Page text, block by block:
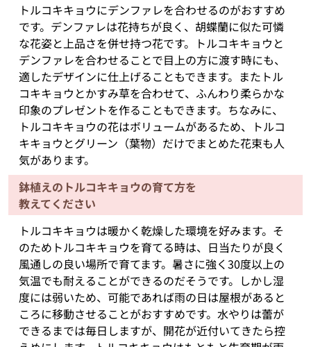
トルコキキョウにデンファレを合わせるのがおすすめ
です。デンファレは花持ちが良く、胡蝶蘭に似た可憐
な花姿と上品さを併せ持つ花です。トルコキキョウと
デンファレを合わせることで目上の方に渡す時にも、
適したデザインに仕上げることもできます。またトル
コキキョウとかすみ草を合わせて、ふんわり柔らかな
印象のプレゼントを作ることもできます。ちなみに、
トルコキキョウの花はボリュームがあるため、トルコ
キキョウとグリーン（葉物）だけでまとめた花束も人
気があります。
鉢植えのトルコキキョウの育て方を
教えてください
トルコキキョウは暖かく乾燥した環境を好みます。そ
のためトルコキキョウを育てる時は、日当たりが良く
風通しの良い場所で育てます。暑さに強く30度以上の
気温でも耐えることができるのだそうです。しかし湿
度には弱いため、可能であれば雨の日は屋根があると
ころに移動させることがおすすめです。水やりは蕾が
できるまでは毎日しますが、開花が近付いてきたら控